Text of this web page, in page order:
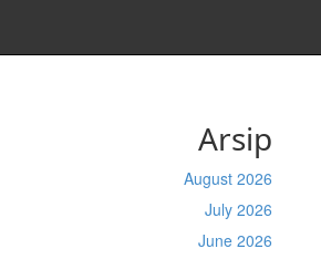
Arsip
August 2026
July 2026
June 2026